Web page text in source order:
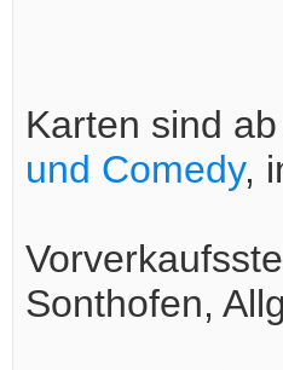
Karten sind
und Comedy,
Sonthofen,